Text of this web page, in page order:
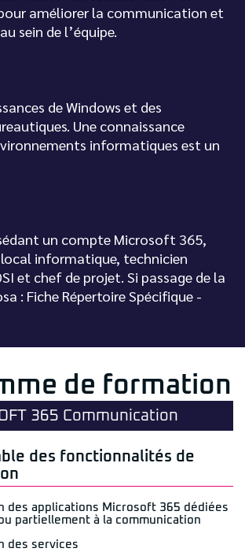
améliorer la communication et
sein de l’équipe.
de Windows et des
Une connaissance
informatiques est un
un compte Microsoft 365,
informatique, technicien
et chef de projet. Si passage de la
: Fiche Répertoire Spécifique -
de formation
365 Communication
des fonctionnalités de
des applications Microsoft 365 dédiées
partiellement à la communication
des services